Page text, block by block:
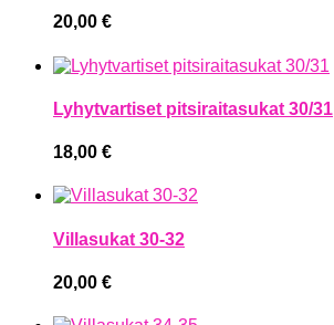
20,00 €
Lyhytvartiset pitsiraitasukat 30/31
18,00 €
Villasukat 30-32
20,00 €